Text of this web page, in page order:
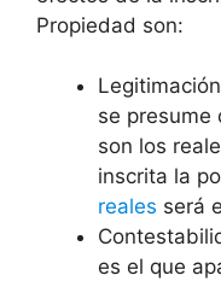
Propiedad son:
se presume
son los
inscrita la
reales será
es el que